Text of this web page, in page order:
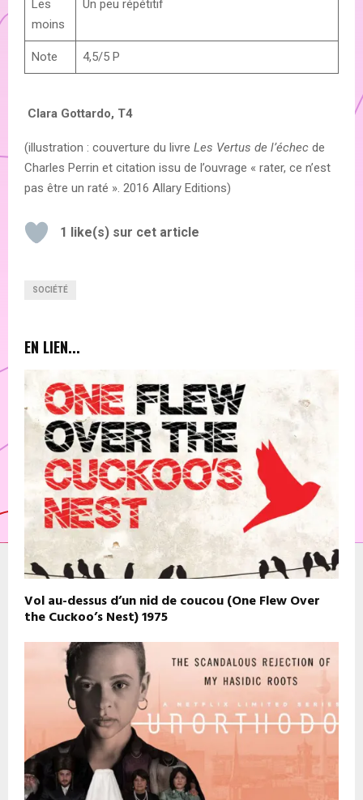
Les
moins
Un peu répétitif
Note 4,5/5 P
Clara Gottardo, T4
(illustration : couverture du livre Les Vertus de l’échec de
Charles Perrin et citation issu de l’ouvrage « rater, ce n’est
pas être un raté ». 2016 Allary Editions)
1 like(s) sur cet article
SOCIÉTÉ
EN LIEN...
Vol au-dessus d’un nid de coucou (One Flew Over
the Cuckoo’s Nest) 1975